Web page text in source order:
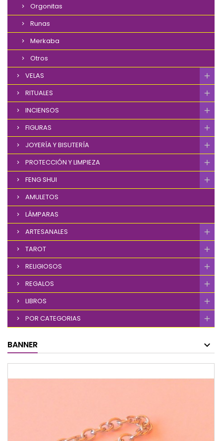
Orgonitas
Runas
Merkaba
Otros
VELAS
RITUALES
INCIENSOS
FIGURAS
JOYERÍA Y BISUTERÍA
PROTECCIÓN Y LIMPIEZA
FENG SHUI
AMULETOS
LÁMPARAS
ARTESANALES
TAROT
RELIGIOSOS
REGALOS
LIBROS
POR CATEGORIAS
BANNER